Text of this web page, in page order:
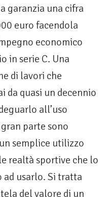
garanzia una cifra
euro facendola
economico
in serie C. Una
di lavori che
da quasi un decennio
all’uso
parte sono
semplice utilizzo
realtà sportive che lo
ad usarlo. Si tratta
del valore di un